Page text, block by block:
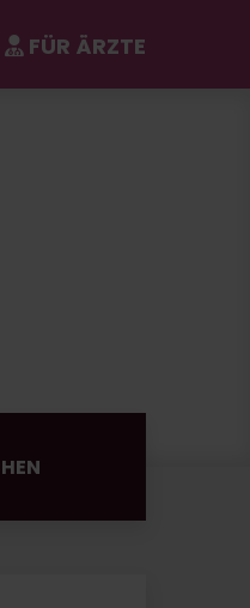
FÜR ÄRZTE